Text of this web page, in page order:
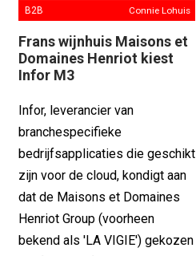
B2B Connie Lohuis
Frans wijnhuis Maisons et
Domaines Henriot kiest
Infor M3
Infor, leverancier van
branchespecifieke
bedrijfsapplicaties die geschikt
zijn voor de cloud, kondigt aan
dat de Maisons et Domaines
Henriot Group (voorheen
bekend als 'LA VIGIE') gekozen